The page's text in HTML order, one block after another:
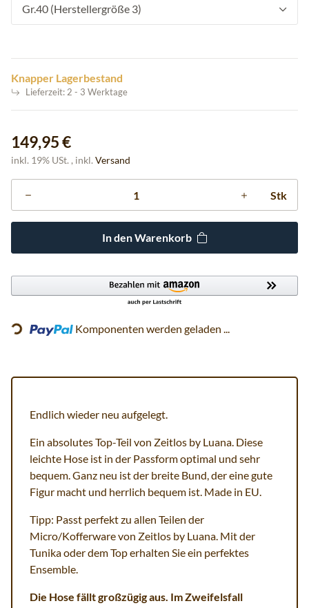
Gr.40 (Herstellergröße 3)
Knapper Lagerbestand
Lieferzeit: 2 - 3 Werktage
149,95 €
inkl. 19% USt. , inkl. Versand
Stk
In den Warenkorb
Loading... Komponenten werden geladen ...
Endlich wieder neu aufgelegt.
Ein absolutes Top-Teil von Zeitlos by Luana. Diese
leichte Hose ist in der Passform optimal und sehr
bequem. Ganz neu ist der breite Bund, der eine gute
Figur macht und herrlich bequem ist. Made in EU.
Tipp: Passt perfekt zu allen Teilen der
Micro/Kofferware von Zeitlos by Luana. Mit der
Tunika oder dem Top erhalten Sie ein perfektes
Ensemble.
Die Hose fällt großzügig aus. Im Zweifelsfall